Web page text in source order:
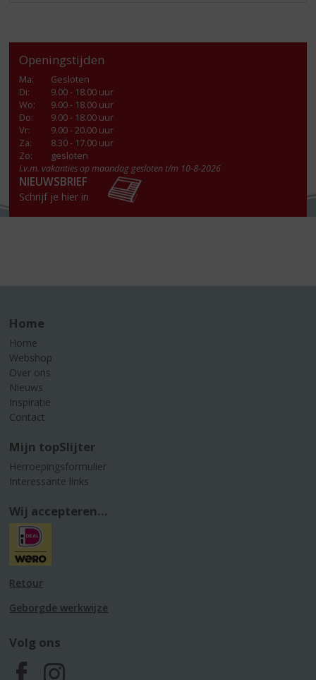
Openingstijden
Ma:
Gesloten
Di:
9.00 - 18.00 uur
Wo:
9.00 - 18.00 uur
Do:
9.00 - 18.00 uur
Vr:
9.00 - 20.00 uur
Za:
8.30 - 17.00 uur
Zo:
gesloten
I.v.m. vakanties op maandag gesloten t/m 10-8-2026
NIEUWSBRIEF
Schrijf je hier in
Home
Home
Webshop
Over ons
Nieuws
Inspiratie
Contact
Mijn topSlijter
Herroepingsformulier
Interessante links
Wij accepteren...
Retour
Geborgde werkwijze
Volg ons
F I